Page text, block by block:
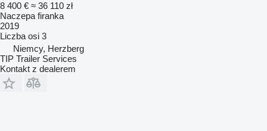
8 400 € ≈ 36 110 zł
Naczepa firanka
2019
Liczba osi 3
Niemcy, Herzberg
TIP Trailer Services
Kontakt z dealerem